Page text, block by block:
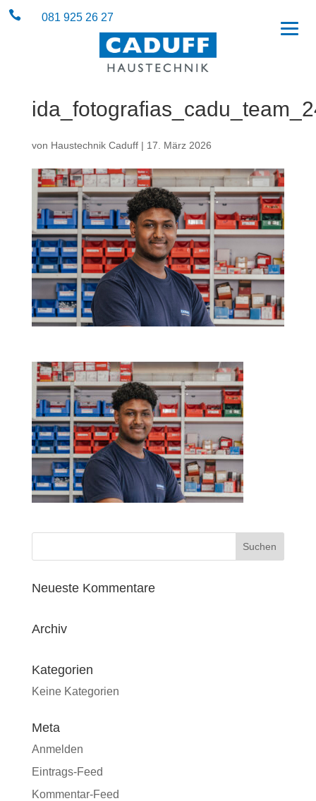
 081 925 26 27
von Haustechnik Caduff| 17. März 2026
Neueste Kommentare
Archiv
Kategorien
Keine Kategorien
Meta
Anmelden
Eintrags-Feed
Kommentar-Feed